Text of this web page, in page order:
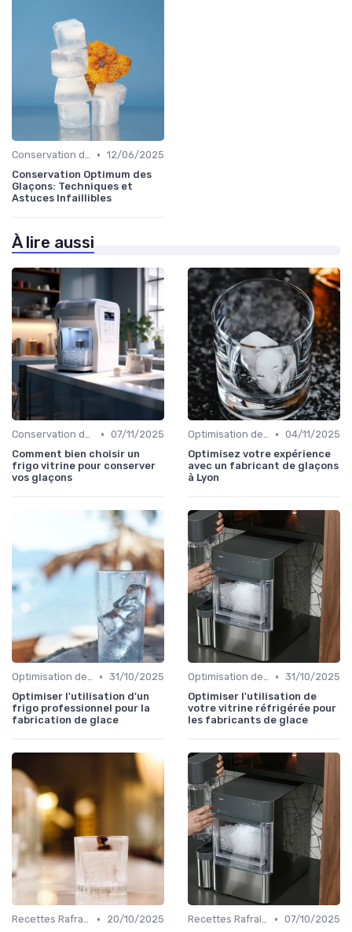
Conservation des Glaçons • 12/06/2025
Conservation Optimum des
Glaçons: Techniques et
Astuces Infaillibles
À lire aussi
Conservation des Glaçons • 07/11/2025
Comment bien choisir un
frigo vitrine pour conserver
vos glaçons
Optimisation de Production • 04/11/2025
Optimisez votre expérience
avec un fabricant de glaçons
à Lyon
Optimisation de Production • 31/10/2025
Optimiser l'utilisation d'un
frigo professionnel pour la
fabrication de glace
Optimisation de Production • 31/10/2025
Optimiser l'utilisation de
votre vitrine réfrigérée pour
les fabricants de glace
Recettes Rafraîchissantes •
20/10/2025
Recettes Rafraîchissantes • 07/10/2025